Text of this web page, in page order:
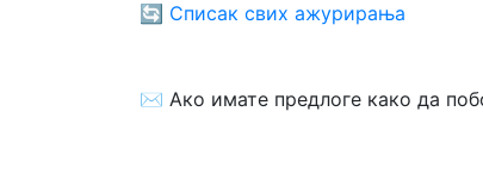
🔄 Списак свих ажурирања
✉️ Ако имате предлоге како да